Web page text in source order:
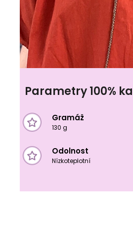
Parametry 100%
Gramáž
130 g
Odolnost
Nízkoteplotní